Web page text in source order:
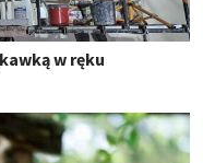
w ręku